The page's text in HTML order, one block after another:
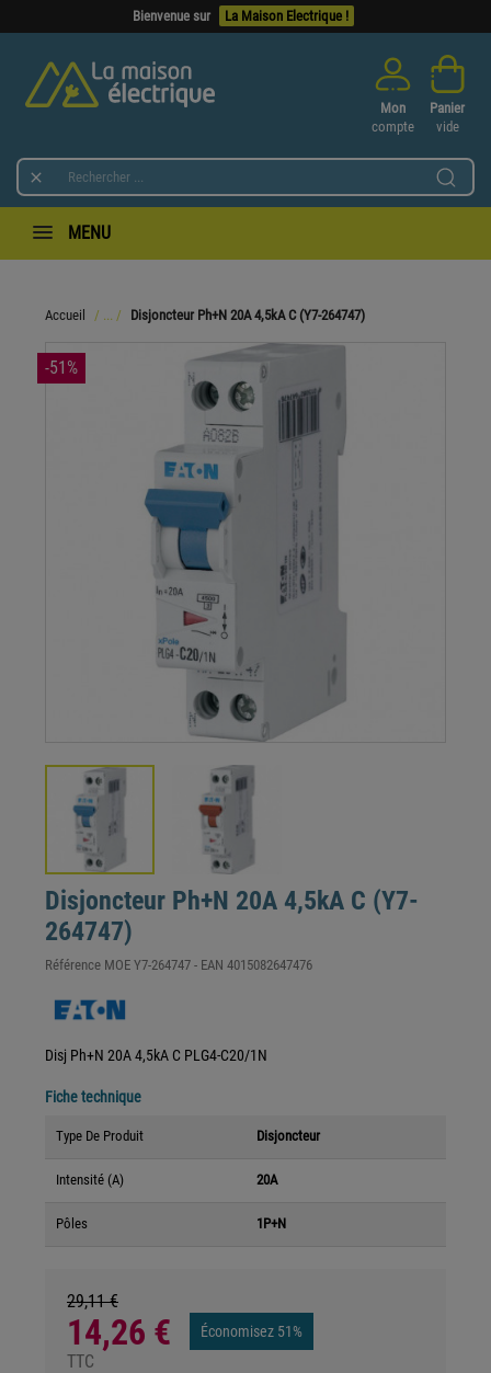
Bienvenue sur La Maison Electrique !

Mon
compte
Panier
vide
MENU
Accueil Disjoncteur Ph+N 20A 4,5kA C (Y7-264747)
-51%
Disjoncteur Ph+N 20A 4,5kA C (Y7-
264747)
Référence MOE Y7-264747 - EAN 4015082647476
Disj Ph+N 20A 4,5kA C PLG4-C20/1N
Fiche technique
Type De Produit Disjoncteur
Intensité (A) 20A
Pôles 1P+N
29,11 €
14,26 € Économisez 51%
TTC